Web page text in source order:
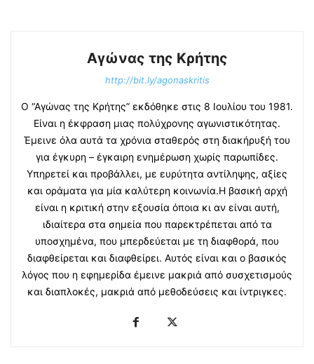
Αγώνας της Κρήτης
http://bit.ly/agonaskritis
Ο “Αγώνας της Κρήτης” εκδόθηκε στις 8 Ιουλίου του 1981.
Είναι η έκφραση μιας πολύχρονης αγωνιστικότητας.
Έμεινε όλα αυτά τα χρόνια σταθερός στη διακήρυξή του
για έγκυρη – έγκαιρη ενημέρωση χωρίς παρωπίδες.
Υπηρετεί και προβάλλει, με ευρύτητα αντίληψης, αξίες
και οράματα για μία καλύτερη κοινωνία.Η βασική αρχή
είναι η κριτική στην εξουσία όποια κι αν είναι αυτή,
ιδιαίτερα στα σημεία που παρεκτρέπεται από τα
υποσχημένα, που μπερδεύεται με τη διαφθορά, που
διαφθείρεται και διαφθείρει. Αυτός είναι και ο βασικός
λόγος που η εφημερίδα έμεινε μακριά από συσχετισμούς
και διαπλοκές, μακριά από μεθοδεύσεις και ίντριγκες.